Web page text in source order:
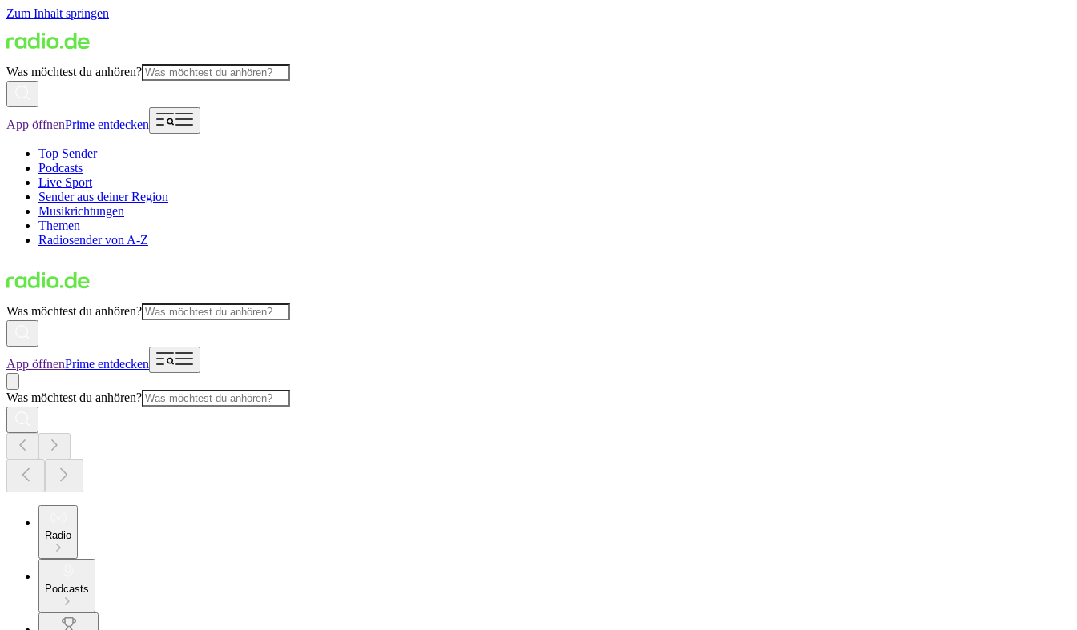
Zum Inhalt springen
Was möchtest du anhören?
App öffnenPrime entdecken
Top Sender
Podcasts
Live Sport
Sender aus deiner Region
Musikrichtungen
Themen
Radiosender von A-Z
Was möchtest du anhören?
App öffnenPrime entdecken
Was möchtest du anhören?
Radio
Podcasts